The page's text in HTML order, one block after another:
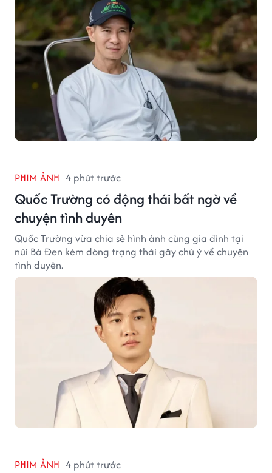
PHIM ẢNH 4 phút trước
Quốc Trường có động thái bất ngờ về
chuyện tình duyên
Quốc Trường vừa chia sẻ hình ảnh cùng gia đình tại
núi Bà Đen kèm dòng trạng thái gây chú ý về chuyện
tình duyên.
PHIM ẢNH 4 phút trước